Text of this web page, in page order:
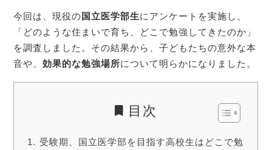
今回は、現役の国立医学部生にアンケートを実施し、
「どのような住まいで育ち、どこで勉強してきたのか」
を調査しました。その結果から、子どもたちの意外な本
音や、効果的な勉強場所について明らかになりました。
目次
受験期、国立医学部を目指す高校生はどこで勉